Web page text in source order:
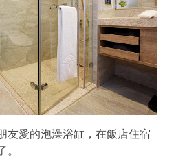
友愛的泡澡浴缸，在飯店住宿
。